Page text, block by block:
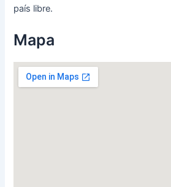
país libre.
Mapa